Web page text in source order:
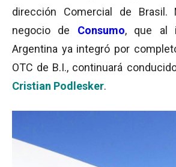
dirección Comercial de Brasil.
negocio de Consumo, que al
Argentina ya integró por
OTC de B.I., continuará
Cristian Podlesker.